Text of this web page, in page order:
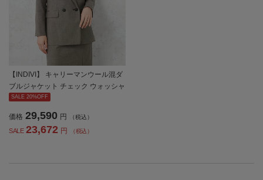
【INDIVI】 キャリーマンウール混ダ
ブルジャケット チェック ウォッシャ
ブル 秋冬 【レディース】
SALE 20%OFF
価格 29,590 円 （税込）
SALE 23,672 円 （税込）